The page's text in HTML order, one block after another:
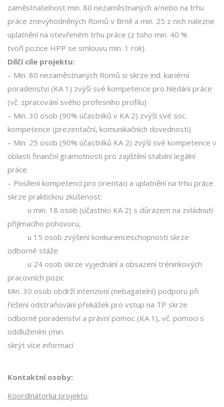
zaměstnatelnost min. 80 nezaměstnaných a/nebo na trhu
práce znevýhodněných Romů v Brně a min. 25 z nich nalezne
uplatnění na otevřeném trhu práce (z toho min. 40 %
tvoří pozice HPP se smlouvu min. 1 rok).
Dílčí cíle projektu:
– Min. 80 nezaměstnaných Romů si skrze ind. kariérní
poradenství (KA 1) zvýší své kompetence pro hledání práce
(vč. zpracování svého profesního profilu)
– Min. 30 osob (90% účastníků v KA 2) zvýší své soc.
kompetence (prezentační, komunikačních dovednosti)
– Min. 25 osob (90% účastníků KA 2) zvýší své kompetence v
oblasti finanční gramotnosti pro zajištění stabilní legální
práce
– Posílení kompetencí pro orientaci a uplatnění na trhu práce
skrze praktickou zkušenost:
u min. 18 osob (účastníci KA 2) s důrazem na zvládnutí
přijímacího pohovoru,
u 15 osob zvýšení konkurenceschopnosti skrze
odborné stáže
u 24 osob skrze vyjednání a obsazení tréninkových
pracovních pozic
Min. 30 osob obdrží intenzivní (nebagatelní) podporu při
řešení odstraňování překážek pro vstup na TP skrze
odborné poradenství a právní pomoc (KA 1), vč. pomoci s
oddlužením (min.
skrýt více informací
Kontaktní osoby:
Koordinátorka projektu: